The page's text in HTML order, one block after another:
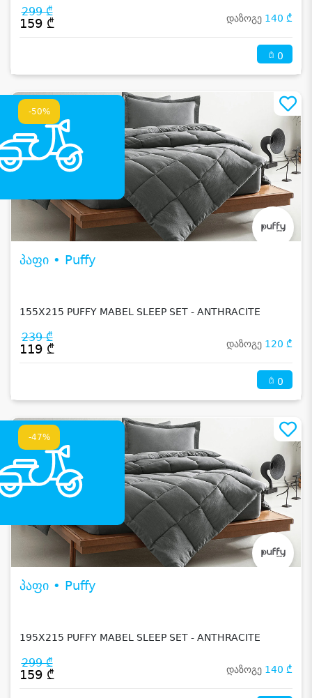
299 ₾
159 ₾ დაზოგე 140 ₾
0
-50%
პაფი • Puffy
155X215 PUFFY MABEL SLEEP SET - ANTHRACITE
239 ₾
119 ₾ დაზოგე 120 ₾
0
-47%
პაფი • Puffy
195X215 PUFFY MABEL SLEEP SET - ANTHRACITE
299 ₾
159 ₾ დაზოგე 140 ₾